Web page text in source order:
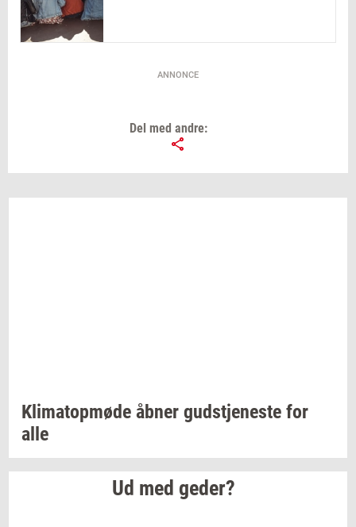
ANNONCE
Del med andre:
Kli­ma­top­mø­de åbner gud­stje­ne­ste for
alle
Ud med geder?